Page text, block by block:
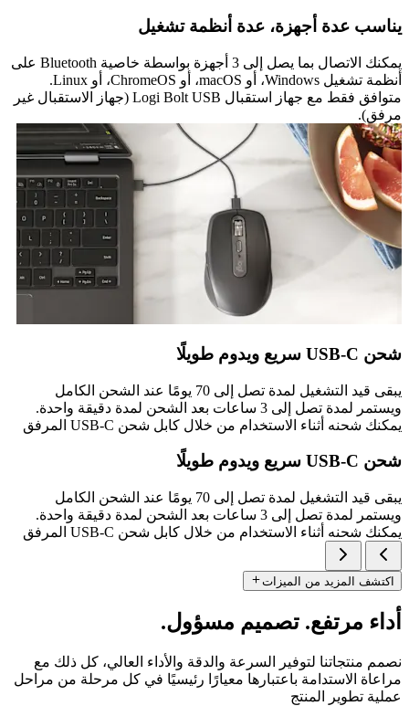
يناسب عدة أجهزة، عدة أنظمة تشغيل
يمكنك الاتصال بما يصل إلى 3 أجهزة بواسطة خاصية Bluetooth على
أنظمة تشغيل Windows، أو macOS، أو ChromeOS، أو Linux.
متوافق فقط مع جهاز استقبال Logi Bolt USB (جهاز الاستقبال غير
مرفق).
شحن USB-C سريع ويدوم طويلًا
يبقى قيد التشغيل لمدة تصل إلى 70 يومًا عند الشحن الكامل
ويستمر لمدة تصل إلى 3 ساعات بعد الشحن لمدة دقيقة واحدة.
يمكنك شحنه أثناء الاستخدام من خلال كابل شحن USB-C المرفق
شحن USB-C سريع ويدوم طويلًا
يبقى قيد التشغيل لمدة تصل إلى 70 يومًا عند الشحن الكامل
ويستمر لمدة تصل إلى 3 ساعات بعد الشحن لمدة دقيقة واحدة.
يمكنك شحنه أثناء الاستخدام من خلال كابل شحن USB-C المرفق
اكتشف المزيد من الميزات
أداء مرتفع. تصميم مسؤول.
نصمم منتجاتنا لتوفير السرعة والدقة والأداء العالي، كل ذلك مع
مراعاة الاستدامة باعتبارها معيارًا رئيسيًا في كل مرحلة من مراحل
عملية تطوير المنتج